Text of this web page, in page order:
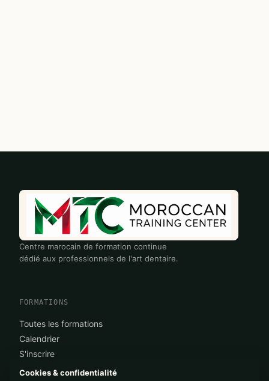
Centre marocain de formation continue
dédié aux professionnels de l'art dentaire.
FORMATIONS
Toutes les formations
Calendrier
S'inscrire
Cookies & confidentialité